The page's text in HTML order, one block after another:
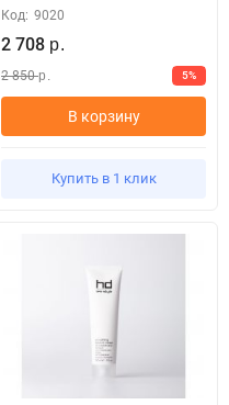
Код: 9020
2 708 р.
2 850 р. 5%
В корзину
Купить в 1 клик